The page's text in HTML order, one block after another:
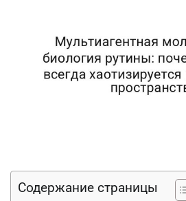
Содержание страницы